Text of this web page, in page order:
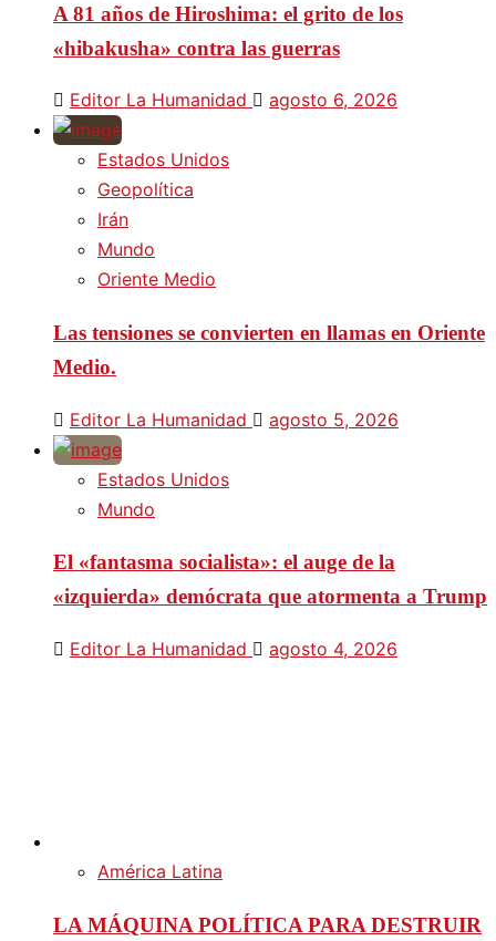
A 81 años de Hiroshima: el grito de los
«hibakusha» contra las guerras
Editor La Humanidad agosto 6, 2026
Estados Unidos
Geopolítica
Irán
Mundo
Oriente Medio
Las tensiones se convierten en llamas en Oriente
Medio.
Editor La Humanidad agosto 5, 2026
Estados Unidos
Mundo
El «fantasma socialista»: el auge de la
«izquierda» demócrata que atormenta a Trump
Editor La Humanidad agosto 4, 2026
América Latina
LA MÁQUINA POLÍTICA PARA DESTRUIR